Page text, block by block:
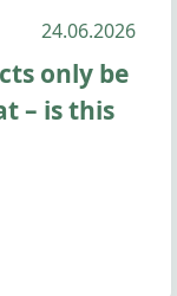
24.06.2026
only be
– is this